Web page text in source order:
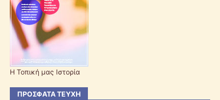
Η Τοπική μας Ιστορία
ΠΡΌΣΦΑΤΑ ΤΕΎΧΗ